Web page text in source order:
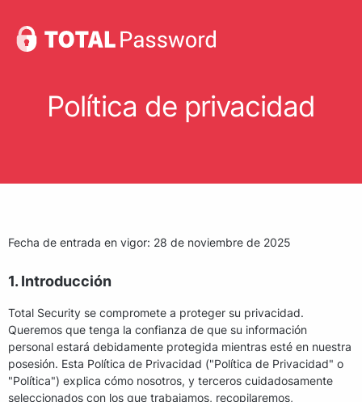
Política de privacidad
Fecha de entrada en vigor: 28 de noviembre de 2025
1. Introducción
Total Security se compromete a proteger su privacidad.
Queremos que tenga la confianza de que su información
personal estará debidamente protegida mientras esté en nuestra
posesión. Esta Política de Privacidad ("Política de Privacidad" o
"Política") explica cómo nosotros, y terceros cuidadosamente
seleccionados con los que trabajamos, recopilaremos,